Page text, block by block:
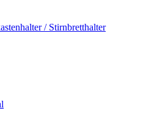
/ Stirnbretthalter